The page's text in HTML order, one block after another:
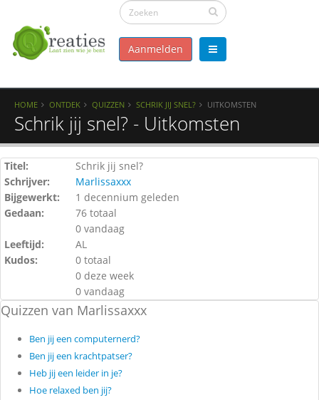
Aanmelden
HOME ONTDEK QUIZZEN SCHRIK JIJ SNEL? UITKOMSTEN
Schrik jij snel? - Uitkomsten
Titel:
Schrik jij snel?
Schrijver:
Marlissaxxx
Bijgewerkt:
1 decennium geleden
Gedaan:
76 totaal
0 vandaag
Leeftijd:
AL
Kudos:
0 totaal
0 deze week
0 vandaag
Quizzen van Marlissaxxx
Ben jij een computernerd?
Ben jij een krachtpatser?
Heb jij een leider in je?
Hoe relaxed ben jij?